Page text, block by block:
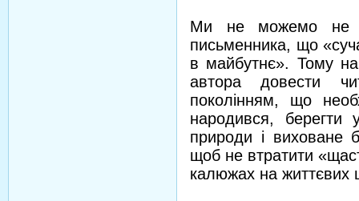
Ми не можемо не
письменника, що
в майбутнє». Тому
автора довести
поколінням, що
народився,
природи і виховане
щоб не втратити
калюжах на життєвих